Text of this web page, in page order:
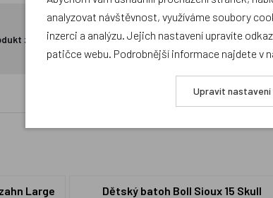
zatím nemá žádné hodnocení,buďte první, kdo produkt
Large
Dětský batoh Boll Sioux 15 Skull
analyzovat návštěvnost, využíváme soubory
inzerci a analýzu. Jejich nastavení upravíte
patičce webu. Podrobnější informace najdete v
Upravit nastavení